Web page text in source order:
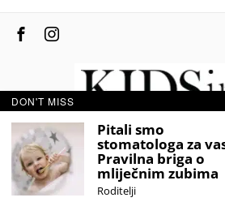
© 2020 -
Sva prava zadržana. Zabranjeno
dozvole izdavača.
DON'T MISS
Pitali smo
stomatologa za
Pravilna briga o
mliječnim zubima
Roditelji